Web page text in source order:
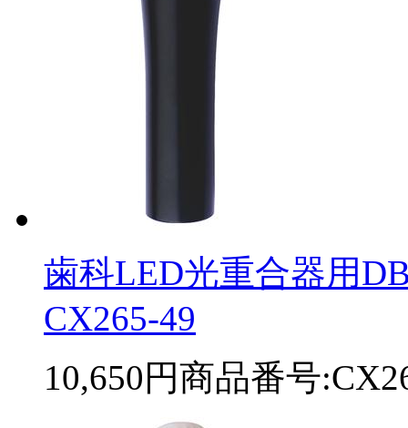
歯科LED光重合器用
CX265-49
10,650円商品番号